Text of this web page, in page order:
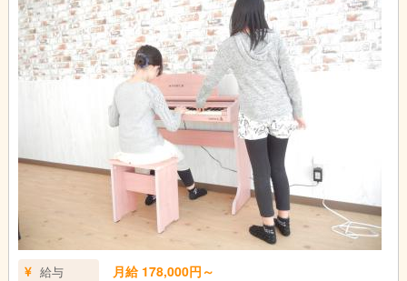
給与 月給 178,000円～